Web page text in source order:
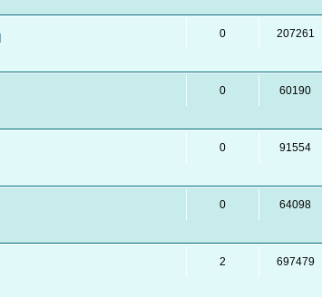
0 207261
0 60190
0 91554
0 64098
2 697479